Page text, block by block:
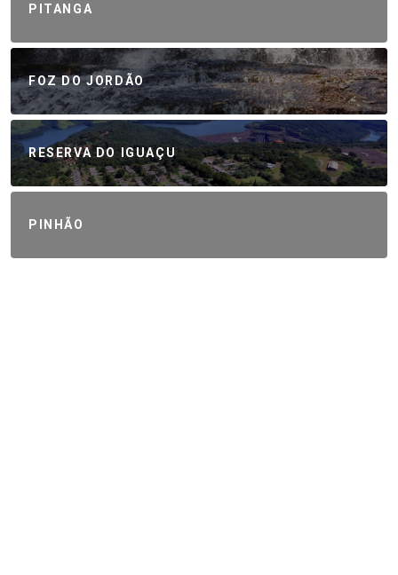
PITANGA
FOZ DO JORDÃO
RESERVA DO IGUAÇU
PINHÃO